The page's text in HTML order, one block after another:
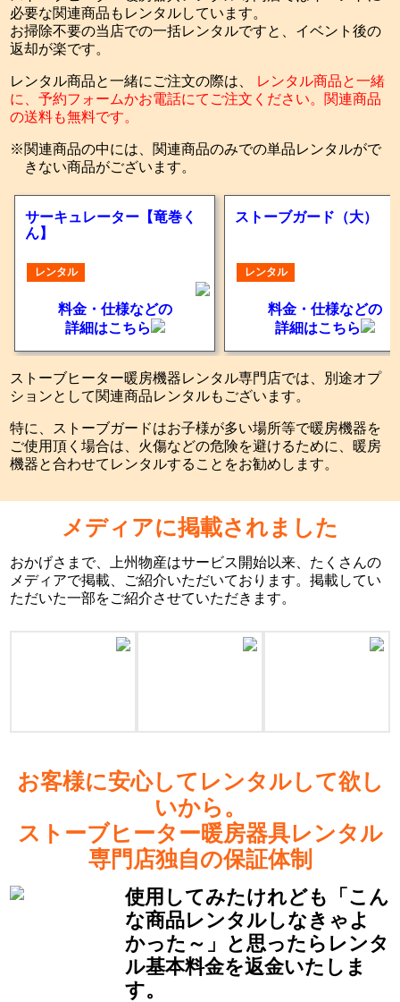
必要な関連商品もレンタルしています。
お掃除不要の当店での一括レンタルですと、イベント後の
返却が楽です。
レンタル商品と一緒にご注文の際は、
レンタル商品と一緒
に、予約フォームかお電話にてご注文ください。関連商品
の送料も無料です。
関連商品の中には、関連商品のみでの単品レンタルがで
きない商品がございます。
サーキュレーター【竜巻く
ん】
レンタル
料金・仕様などの
詳細はこちら
ストーブガード（大）
レンタル
料金・仕様などの
詳細はこちら
ストーブヒーター暖房機器レンタル専門店では、別途オプ
ションとして関連商品レンタルもございます。
特に、ストーブガードはお子様が多い場所等で暖房機器を
ご使用頂く場合は、火傷などの危険を避けるために、暖房
機器と合わせてレンタルすることをお勧めします。
メディアに掲載されました
おかげさまで、上州物産はサービス開始以来、たくさんの
メディアで掲載、ご紹介いただいております。掲載してい
ただいた一部をご紹介させていただきます。
お客様に安心してレンタルして欲し
いから。
ストーブヒーター暖房器具レンタル
専門店独自の保証体制
使用してみたけれども「こん
な商品レンタルしなきゃよ
かった～」と思ったらレンタ
ル基本料金を返金いたしま
す。